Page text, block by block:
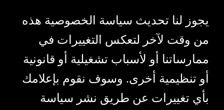
يجوز لنا تحديث سياسة الخصوصية هذه
من وقت لآخر لتعكس التغييرات في
ممارساتنا أو لأسباب تشغيلية أو قانونية
أو تنظيمية أخرى. وسوف نقوم بإعلامك
بأي تغييرات عن طريق نشر سياسة